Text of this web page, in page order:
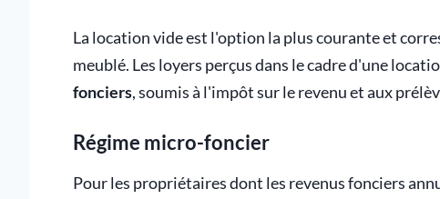
La location vide est l'option la plus courante et
meublé. Les loyers perçus dans le cadre d'une
fonciers, soumis à l'impôt sur le revenu et aux
Régime micro-foncier
Pour les propriétaires dont les revenus fonciers